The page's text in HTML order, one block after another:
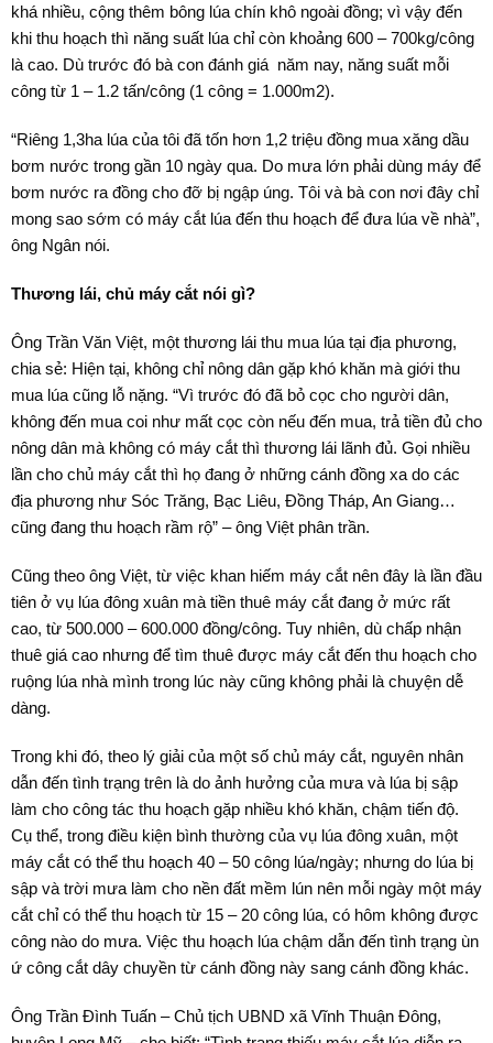
khá nhiều, cộng thêm bông lúa chín khô ngoài đồng; vì vậy đến
khi thu hoạch thì năng suất lúa chỉ còn khoảng 600 – 700kg/công
là cao. Dù trước đó bà con đánh giá năm nay, năng suất mỗi
công từ 1 – 1.2 tấn/công (1 công = 1.000m2).
“Riêng 1,3ha lúa của tôi đã tốn hơn 1,2 triệu đồng mua xăng dầu
bơm nước trong gần 10 ngày qua. Do mưa lớn phải dùng máy để
bơm nước ra đồng cho đỡ bị ngập úng. Tôi và bà con nơi đây chỉ
mong sao sớm có máy cắt lúa đến thu hoạch để đưa lúa về nhà”,
ông Ngân nói.
Thương lái, chủ máy cắt nói gì?
Ông Trần Văn Việt, một thương lái thu mua lúa tại địa phương,
chia sẻ: Hiện tại, không chỉ nông dân gặp khó khăn mà giới thu
mua lúa cũng lỗ nặng. “Vì trước đó đã bỏ cọc cho người dân,
không đến mua coi như mất cọc còn nếu đến mua, trả tiền đủ cho
nông dân mà không có máy cắt thì thương lái lãnh đủ. Gọi nhiều
lần cho chủ máy cắt thì họ đang ở những cánh đồng xa do các
địa phương như Sóc Trăng, Bạc Liêu, Đồng Tháp, An Giang…
cũng đang thu hoạch rầm rộ” – ông Việt phân trần.
Cũng theo ông Việt, từ việc khan hiếm máy cắt nên đây là lần đầu
tiên ở vụ lúa đông xuân mà tiền thuê máy cắt đang ở mức rất
cao, từ 500.000 – 600.000 đồng/công. Tuy nhiên, dù chấp nhận
thuê giá cao nhưng để tìm thuê được máy cắt đến thu hoạch cho
ruộng lúa nhà mình trong lúc này cũng không phải là chuyện dễ
dàng.
Trong khi đó, theo lý giải của một số chủ máy cắt, nguyên nhân
dẫn đến tình trạng trên là do ảnh hưởng của mưa và lúa bị sập
làm cho công tác thu hoạch gặp nhiều khó khăn, chậm tiến độ.
Cụ thể, trong điều kiện bình thường của vụ lúa đông xuân, một
máy cắt có thể thu hoạch 40 – 50 công lúa/ngày; nhưng do lúa bị
sập và trời mưa làm cho nền đất mềm lún nên mỗi ngày một máy
cắt chỉ có thể thu hoạch từ 15 – 20 công lúa, có hôm không được
công nào do mưa. Việc thu hoạch lúa chậm dẫn đến tình trạng ùn
ứ công cắt dây chuyền từ cánh đồng này sang cánh đồng khác.
Ông Trần Đình Tuấn – Chủ tịch UBND xã Vĩnh Thuận Đông,